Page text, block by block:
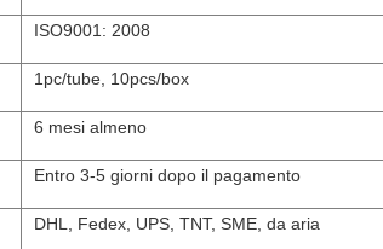
ISO9001: 2008
1pc/tube, 10pcs/box
6 mesi almeno
Entro 3-5 giorni dopo il pagamento
DHL, Fedex, UPS, TNT, SME, da aria